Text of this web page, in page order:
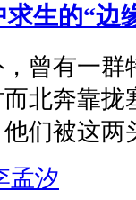
生的“边
曾有一群
北奔靠
他们被这
孟汐